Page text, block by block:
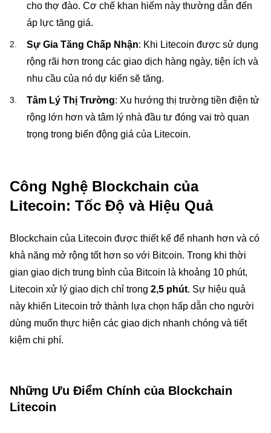
cho thợ đào. Cơ chế khan hiếm này thường dẫn đến
áp lực tăng giá.
Sự Gia Tăng Chấp Nhận: Khi Litecoin được sử dụng
rộng rãi hơn trong các giao dịch hàng ngày, tiện ích và
nhu cầu của nó dự kiến sẽ tăng.
Tâm Lý Thị Trường: Xu hướng thị trường tiền điện tử
rộng lớn hơn và tâm lý nhà đầu tư đóng vai trò quan
trọng trong biến động giá của Litecoin.
Công Nghệ Blockchain của
Litecoin: Tốc Độ và Hiệu Quả
Blockchain của Litecoin được thiết kế để nhanh hơn và có
khả năng mở rộng tốt hơn so với Bitcoin. Trong khi thời
gian giao dịch trung bình của Bitcoin là khoảng 10 phút,
Litecoin xử lý giao dịch chỉ trong 2,5 phút. Sự hiệu quả
này khiến Litecoin trở thành lựa chọn hấp dẫn cho người
dùng muốn thực hiện các giao dịch nhanh chóng và tiết
kiệm chi phí.
Những Ưu Điểm Chính của Blockchain
Litecoin